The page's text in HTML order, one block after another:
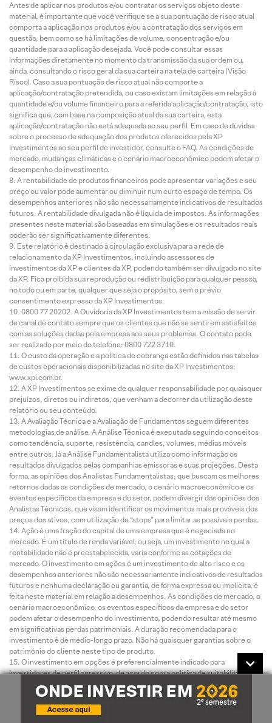
Antes de aplicar nos produtos e/ou contratar os serviços objeto deste
material, é importante que você verifique se a sua pontuação de risco atual
comporta a aplicação nos produtos e/ou a contratação dos serviços em
questão, bem como se há limitações de volume, concentração e/ou
quantidade para a aplicação desejada. Você pode consultar essas
informações diretamente no momento da transmissão da sua ordem ou,
ainda, consultando o risco geral da sua carteira na tela de carteira (Visão
Risco). Caso a sua pontuação de risco atual não comporte a
aplicação/contratação pretendida, ou caso existam limitações em relação à
quantidade e/ou volume financeiro para a referida aplicação/contratação, isto
significa que, com base na composição atual da sua carteira, esta
aplicação/contratação não está adequada ao seu perfil. Em caso de dúvidas
sobre o processo de adequação dos produtos oferecidos pela XP
Investimentos ao seu perfil de investidor, consulte o FAQ. As condições de
mercado, mudanças climáticas e o cenário macroeconômico podem afetar o
desempenho do investimento.
A rentabilidade de produtos financeiros pode apresentar variações e seu
preço ou valor pode aumentar ou diminuir num curto espaço de tempo. Os
desempenhos anteriores não são necessariamente indicativos de resultados
futuros. A rentabilidade divulgada não é líquida de impostos. As informações
presentes neste material são baseadas em simulações e os resultados reais
poderão ser significativamente diferentes.
Este relatório é destinado à circulação exclusiva para a rede de
relacionamento da XP Investimentos, incluindo assessores de
investimentos da XP e clientes da XP, podendo também ser divulgado no site
da XP. Fica proibida sua reprodução ou redistribuição para qualquer pessoa,
no todo ou em parte, qualquer que seja o propósito, sem o prévio
consentimento expresso da XP Investimentos.
0800 77 20202. A Ouvidoria da XP Investimentos tem a missão de servir
de canal de contato sempre que os clientes que não se sentirem satisfeitos
com as soluções dadas pela empresa aos seus problemas. O contato pode
ser realizado por meio do telefone: 0800 722 3710.
O custo da operação e a política de cobrança estão definidos nas tabelas
de custos operacionais disponibilizadas no site da XP Investimentos:
www.xpi.com.br.
A XP Investimentos se exime de qualquer responsabilidade por quaisquer
prejuízos, diretos ou indiretos, que venham a decorrer da utilização deste
relatório ou seu conteúdo.
A Avaliação Técnica e a Avaliação de Fundamentos seguem diferentes
metodologias de análise. A Análise Técnica é executada seguindo conceitos
como tendência, suporte, resistência, candles, volumes, médias móveis
entre outros. Já a Análise Fundamentalista utiliza como informação os
resultados divulgados pelas companhias emissoras e suas projeções. Desta
forma, as opiniões dos Analistas Fundamentalistas, que buscam os melhores
retornos dadas as condições de mercado, o cenário macroeconômico e os
eventos específicos da empresa e do setor, podem divergir das opiniões dos
Analistas Técnicos, que visam identificar os movimentos mais prováveis dos
preços dos ativos, com utilização de “stops” para limitar as possíveis perdas.
Ação é uma fração do capital de uma empresa que é negociada no
mercado. É um título de renda variável, ou seja, um investimento no qual a
rentabilidade não é preestabelecida, varia conforme as cotações de
mercado. O investimento em ações é um investimento de alto risco e os
desempenhos anteriores não são necessariamente indicativos de resultados
futuros e nenhuma declaração ou garantia, de forma expressa ou implícita, é
feita neste material em relação a desempenhos. As condições de mercado, o
cenário macroeconômico, os eventos específicos da empresa e do setor
podem afetar o desempenho do investimento, podendo resultar até mesmo
em significativas perdas patrimoniais. A duração recomendada para o
investimento é de médio-longo prazo. Não há quaisquer garantias sobre o
patrimônio do cliente neste tipo de produto.
O investimento em opções é preferencialmente indicado para
investidores de perfil agressivo, de acordo com a política de suitability
praticada pela XP Investimentos. No mercado de opções, são negociados
direitos de compra ou venda de um bem por preço fixado em data futura,
devendo o adquirente do direito negociado pagar um prêmio ao vendedor tal
como num acordo seguro. As operações com esses derivativos são